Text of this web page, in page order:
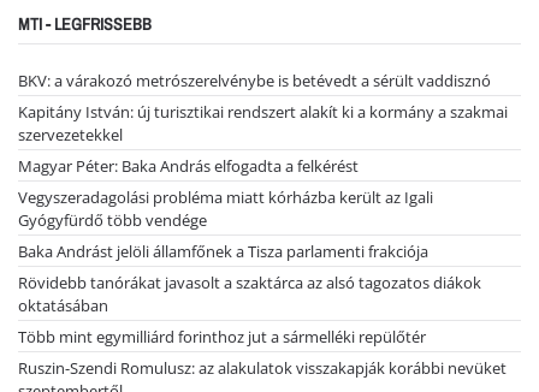
MTI - LEGFRISSEBB
BKV: a várakozó metrószerelvénybe is betévedt a sérült vaddisznó
Kapitány István: új turisztikai rendszert alakít ki a kormány a szakmai
szervezetekkel
Magyar Péter: Baka András elfogadta a felkérést
Vegyszeradagolási probléma miatt kórházba került az Igali
Gyógyfürdő több vendége
Baka Andrást jelöli államfőnek a Tisza parlamenti frakciója
Rövidebb tanórákat javasolt a szaktárca az alsó tagozatos diákok
oktatásában
Több mint egymilliárd forinthoz jut a sármelléki repülőtér
Ruszin-Szendi Romulusz: az alakulatok visszakapják korábbi nevüket